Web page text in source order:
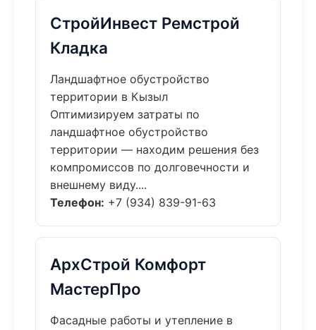
СтройИнвест Ремстрой
Кладка
Ландшафтное обустройство
территории в Кызыл
Оптимизируем затраты по
ландшафтное обустройство
территории — находим решения без
компромиссов по долговечности и
внешнему виду....
Телефон: +7 (934) 839-91-63
АрхСтрой Комфорт
МастерПро
Фасадные работы и утепление в